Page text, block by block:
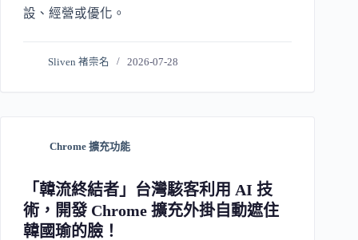
設、經營或優化。
Sliven 褚崇名 2026-07-28
Chrome 擴充功能
「韓流終結者」台灣駭客利用 AI 技
術，開發 Chrome 擴充外掛自動遮住
韓國瑜的臉！